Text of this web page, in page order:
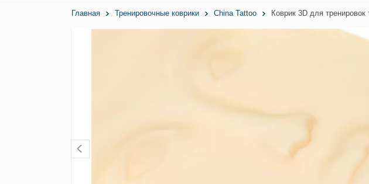
Главная Тренировочные коврики China Tattoo Коврик 3D для